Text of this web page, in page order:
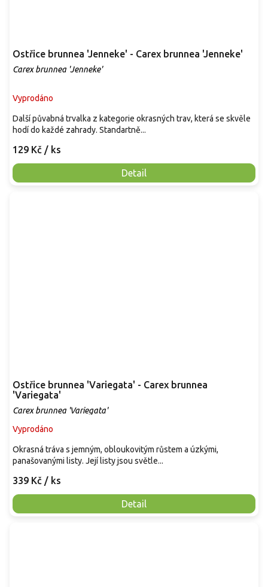
Ostřice brunnea 'Jenneke' - Carex brunnea 'Jenneke'
Carex brunnea 'Jenneke'
Vyprodáno
129 Kč / ks
Detail
Další půvabná trvalka z kategorie okrasných trav, která se skvěle
hodí do každé zahrady. Standartně...
Ostřice brunnea 'Variegata' - Carex brunnea
'Variegata'
Carex brunnea 'Variegata'
Vyprodáno
339 Kč / ks
Detail
Okrasná tráva s jemným, obloukovitým růstem a úzkými,
panašovanými listy. Její listy jsou světle...